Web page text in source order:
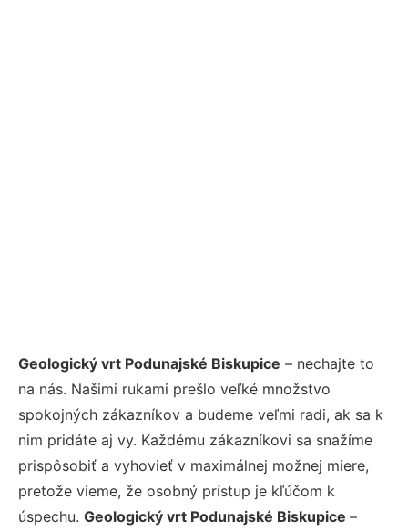
Geologický vrt Podunajské Biskupice – nechajte to
na nás. Našimi rukami prešlo veľké množstvo
spokojných zákazníkov a budeme veľmi radi, ak sa k
nim pridáte aj vy. Každému zákazníkovi sa snažíme
prispôsobiť a vyhovieť v maximálnej možnej miere,
pretože vieme, že osobný prístup je kľúčom k
úspechu. Geologický vrt Podunajské Biskupice –